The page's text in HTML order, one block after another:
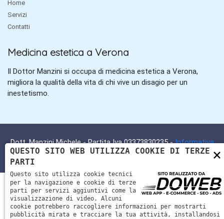
Home
Servizi
Contatti
Medicina estetica a Verona
Il Dottor Manzini si occupa di medicina estetica a Verona,
migliora la qualità della vita di chi vive un disagio per un
inestetismo.
Dott. Manzini Michele - Partita Iva 03373830235 -Informativa
sulla privacy-Cookie policy ×
QUESTO SITO WEB UTILIZZA COOKIE DI TERZE
PARTI
Questo sito utilizza cookie tecnici
per la navigazione e cookie di terze
parti per servizi aggiuntivi come la
visualizzazione di video. Alcuni
cookie potrebbero raccogliere informazioni per mostrarti
pubblicità mirata e tracciare la tua attività, installandosi